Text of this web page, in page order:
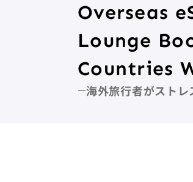
Overseas
Lounge
Countries
海外旅行者がスト